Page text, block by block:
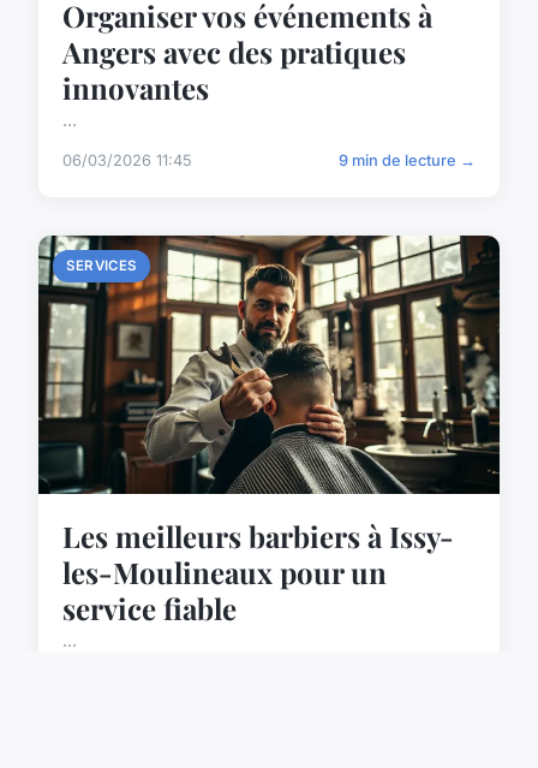
Organiser vos événements à
Angers avec des pratiques
innovantes
...
06/03/2026 11:45 9 min de lecture →
SERVICES
Les meilleurs barbiers à Issy-
les-Moulineaux pour un
service fiable
...